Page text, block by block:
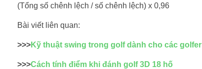
(Tổng số chênh lệch / số chênh lệch) x 0,96
Bài viết liên quan:
>>>Kỹ thuật swing trong golf dành cho các golfer
>>>Cách tính điểm khi đánh golf 3D 18 hố